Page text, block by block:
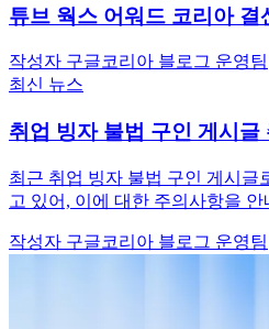
튜브 웍스 어워드 코리아 결
작성자 구글코리아 블로그 운영팀
최신 뉴스
취업 빙자 불법 구인 게시글
최근 취업 빙자 불법 구인 게시글
고 있어, 이에 대한 주의사항을 안
작성자 구글코리아 블로그 운영팀